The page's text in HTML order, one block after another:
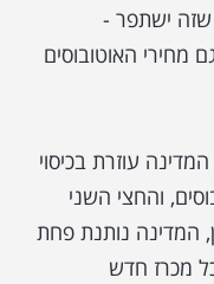
שזה ישתפר -
מחירי האוטובוסים
עוזרת בכיסוי
והחצי השני
המדינה נותנת פחת
מכרז חדש